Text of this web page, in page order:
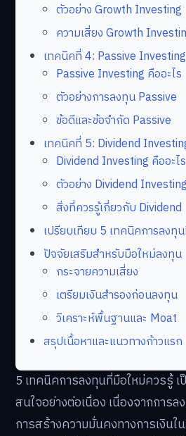
ตัวอย่าง Growth Investing
ความเสี่ยง Growth
เทคนิคที่ 4: Passive Investing
Passive Investing คืออะไร
ตัวอย่างการลงทุน Passive
ข้อดีและข้อจำกัด Passive
เทคนิคที่ 5: Dividend
Dividend Investing คืออะไร
ตัวอย่าง Dividend Investing
สิ่งที่ควรรู้เกี่ยวกับ Dividend
เปรียบเทียบ 5 เทคนิคการลงทุ
ปัจจัยเสริมสำหรับมือใหม่ลงทุน
กระจายความเสี่ยง
เตรียมเงินสำรองก่อนลงทุน
วิเคราะห์พื้นฐานและ Moat
สรุปเนื้อหาและแนวทางก้าวแรก
5 เทคนิคการลงทุนที่มือใหม่ควรรู้
สนใจอย่างต่อเนื่อง เนื่องจากการ
การสร้างความมั่นคงทางการเงิน